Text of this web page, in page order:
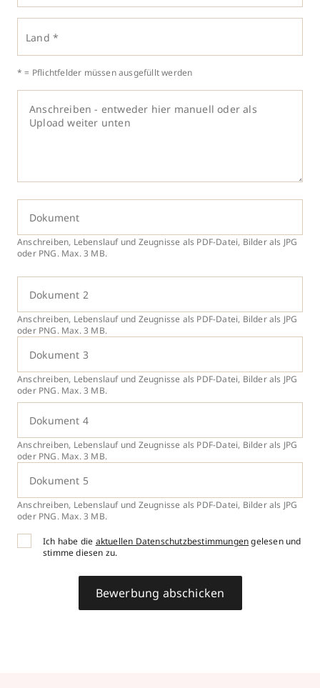
Land *
* = Pflichtfelder müssen ausgefüllt werden
Dokument
Anschreiben, Lebenslauf und Zeugnisse als PDF-Datei, Bilder als JPG
oder PNG. Max. 3 MB.
Dokument 2
Anschreiben, Lebenslauf und Zeugnisse als PDF-Datei, Bilder als JPG
oder PNG. Max. 3 MB.
Dokument 3
Anschreiben, Lebenslauf und Zeugnisse als PDF-Datei, Bilder als JPG
oder PNG. Max. 3 MB.
Dokument 4
Anschreiben, Lebenslauf und Zeugnisse als PDF-Datei, Bilder als JPG
oder PNG. Max. 3 MB.
Dokument 5
Anschreiben, Lebenslauf und Zeugnisse als PDF-Datei, Bilder als JPG
oder PNG. Max. 3 MB.
Ich habe die aktuellen Datenschutzbestimmungengelesen und
stimme diesen zu.
Bewerbung abschicken